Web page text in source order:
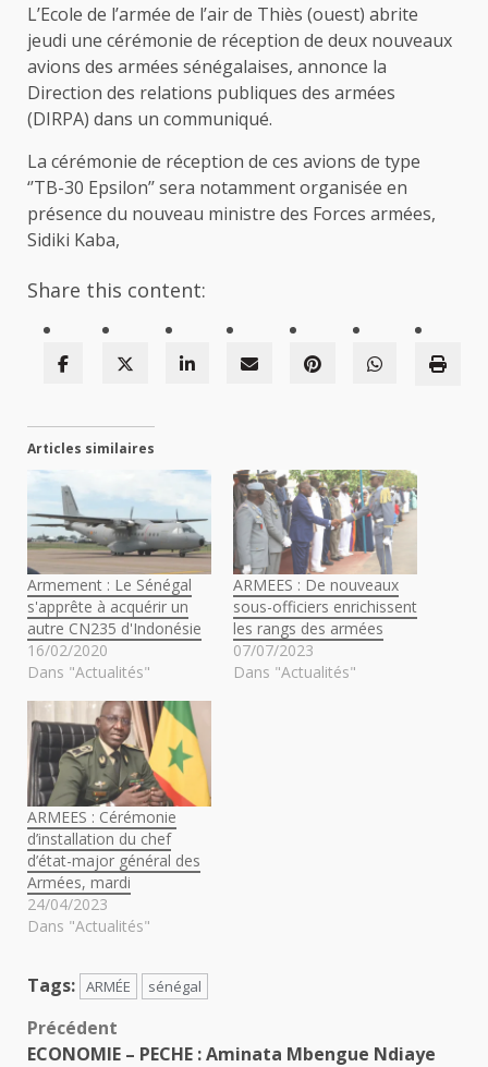
L’Ecole de l’armée de l’air de Thiès (ouest) abrite
jeudi une cérémonie de réception de deux nouveaux
avions des armées sénégalaises, annonce la
Direction des relations publiques des armées
(DIRPA) dans un communiqué.
La cérémonie de réception de ces avions de type
‘’TB-30 Epsilon’’ sera notamment organisée en
présence du nouveau ministre des Forces armées,
Sidiki Kaba,
Share this content:
Articles similaires
Armement : Le Sénégal
s'apprête à acquérir un
autre CN235 d'Indonésie
16/02/2020
Dans "Actualités"
ARMEES : De nouveaux
sous-officiers enrichissent
les rangs des armées
07/07/2023
Dans "Actualités"
ARMEES : Cérémonie
d’installation du chef
d’état-major général des
Armées, mardi
24/04/2023
Dans "Actualités"
Tags: ARMÉE sénégal
Navigation
Précédent
ECONOMIE – PECHE : Aminata Mbengue Ndiaye